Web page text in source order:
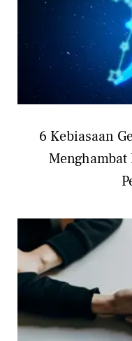
6 Kebiasaan
Menghambat